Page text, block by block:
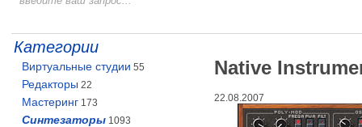
Категории
Виртуальные студии 55
Редакторы 22
Мастеринг 173
Синтезаторы 1093
Native
22.08.2007